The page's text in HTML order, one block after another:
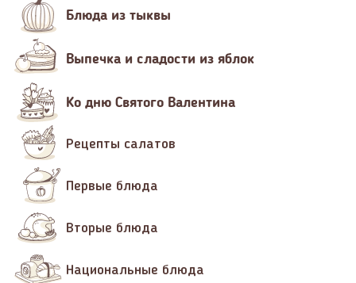
Блюда из тыквы
Выпечка и сладости из яблок
Ко дню Святого Валентина
Рецепты салатов
Первые блюда
Вторые блюда
Национальные блюда